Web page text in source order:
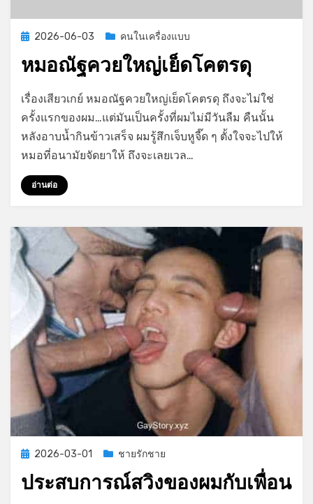
Posted
2026-06-03 คนในเครื่องแบบ
หมอณัฐควยใหญ่เย็ดโคตรดุ
GayStory
Leave a commenton
หมอ
ณัฐ
ควย
ใหญ่
เรื่องเสียวเกย์ หมอณัฐควยใหญ่เย็ดโคตรดุ ถึงจะไม่ใช่
ครั้งแรกของผม…แต่มันเป็นครั้งที่ผมไม่มีวันลืม คืนนั้น
หลังอาบน้ำกินข้าวเสร็จ ผมรู้สึกเจ็บหูจี๊ด ๆ ตั้งใจจะไปให้
หมอที่อนามัยจัดยาให้ ถึงจะเลยเวล…
อ่านต่อ
Posted
2026-03-01 ชายรักชาย
ประสบการณ์สวิงของผมกับเพื่อน